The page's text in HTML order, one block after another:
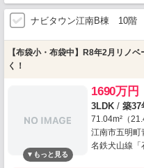
ナビタウン江南B棟 10階
【布袋小・布袋中】R8年2月リノ
く！
1690万円
3LDK / 築37
71.04m²（
江南市五明町
名鉄犬山線「